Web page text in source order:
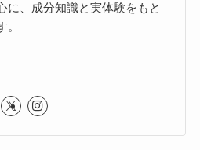
に、成分知識と実体験をもと